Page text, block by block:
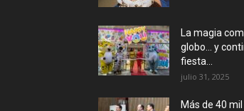
La magia
globo… y
fiesta...
julio 31, 2025
Más de 40